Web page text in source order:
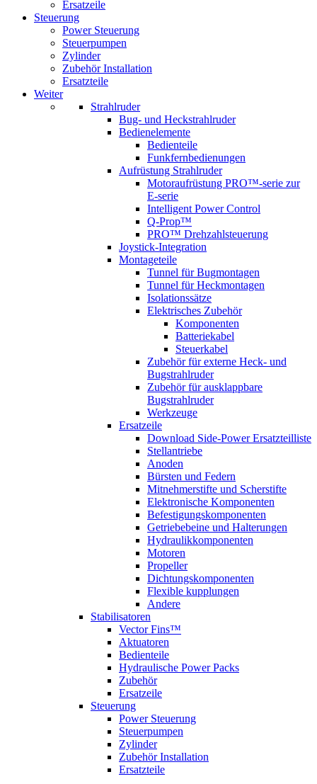
Ersatzeile
Steuerung
Power Steuerung
Steuerpumpen
Zylinder
Zubehör Installation
Ersatzteile
Weiter
Strahlruder
Bug- und Heckstrahlruder
Bedienelemente
Bedienteile
Funkfernbedienungen
Aufrüstung Strahlruder
Motoraufrüstung PRO™-serie zur
E-serie
Intelligent Power Control
Q-Prop™
PRO™ Drehzahlsteuerung
Joystick-Integration
Montageteile
Tunnel für Bugmontagen
Tunnel für Heckmontagen
Isolationssätze
Elektrisches Zubehör
Komponenten
Batteriekabel
Steuerkabel
Zubehör für externe Heck- und
Bugstrahlruder
Zubehör für ausklappbare
Bugstrahlruder
Werkzeuge
Ersatzeile
Download Side-Power Ersatzteilliste
Stellantriebe
Anoden
Bürsten und Federn
Mitnehmerstifte und Scherstifte
Elektronische Komponenten
Befestigungskomponenten
Getriebebeine und Halterungen
Hydraulikkomponenten
Motoren
Propeller
Dichtungskomponenten
Flexible kupplungen
Andere
Stabilisatoren
Vector Fins™
Aktuatoren
Bedienteile
Hydraulische Power Packs
Zubehör
Ersatzeile
Steuerung
Power Steuerung
Steuerpumpen
Zylinder
Zubehör Installation
Ersatzteile